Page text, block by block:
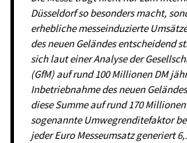
Düsseldorf so besonders macht,
erhebliche messeinduzierte
des neuen Geländes entscheidend
sich laut einer Analyse der
(GfM) auf rund 100 Millionen DM
Inbetriebnahme des neuen
diese Summe auf rund 170
sogenannte Umwegrenditefaktor
jeder Euro Messeumsatz generiert